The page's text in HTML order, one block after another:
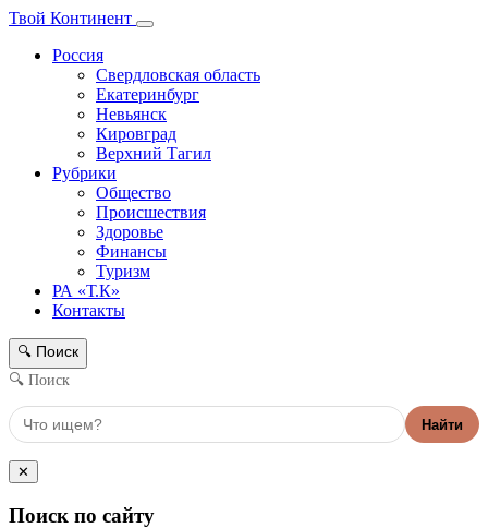
Твой Континент
Россия
Свердловская область
Екатеринбург
Невьянск
Кировград
Верхний Тагил
Рубрики
Общество
Происшествия
Здоровье
Финансы
Туризм
РА «Т.К»
Контакты
🔍 Поиск
🔍 Поиск
Найти
✕
Поиск по сайту